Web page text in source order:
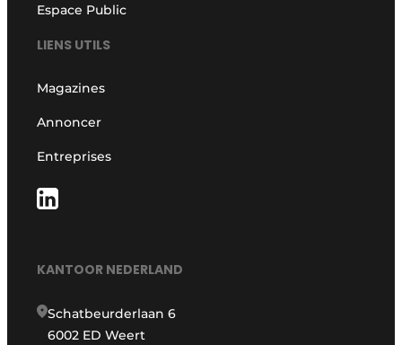
Espace Public
LIENS UTILS
Magazines
Annoncer
Entreprises
KANTOOR NEDERLAND
Schatbeurderlaan 6
6002 ED Weert